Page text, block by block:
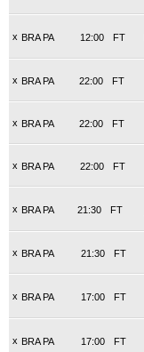
x BRA PA FT
12:00
x BRA PA FT
22:00
x BRA PA FT
22:00
x BRA PA FT
22:00
x BRA PA FT
21:30
x BRA PA FT
21:30
x BRA PA FT
17:00
x BRA PA FT
17:00